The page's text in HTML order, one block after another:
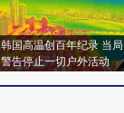
韩国高温创百年纪录 当局
警告停止一切户外活动